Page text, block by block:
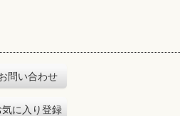
問い合わせ
気に入り登録